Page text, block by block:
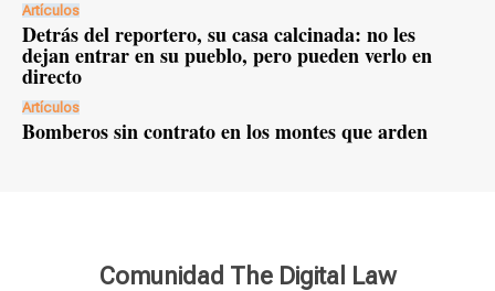
Artículos
Detrás del reportero, su casa calcinada: no les
dejan entrar en su pueblo, pero pueden verlo en
directo
Artículos
Bomberos sin contrato en los montes que arden
Comunidad The Digital Law